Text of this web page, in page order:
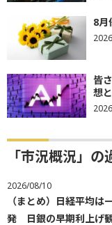
8月
皆
想
「市況概況」
2026/08/10
（まとめ）日経平均
発 日銀の早期利上げ